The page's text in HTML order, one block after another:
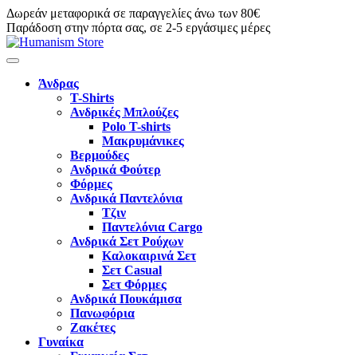
Δωρεάν μεταφορικά σε παραγγελίες άνω των 80€
Παράδοση στην πόρτα σας, σε 2-5 εργάσιμες μέρες
Άνδρας
T-Shirts
Ανδρικές Μπλούζες
Polo T-shirts
Μακρυμάνικες
Βερμούδες
Ανδρικά Φούτερ
Φόρμες
Ανδρικά Παντελόνια
Τζιν
Παντελόνια Cargo
Ανδρικά Σετ Ρούχων
Καλοκαιρινά Σετ
Σετ Casual
Σετ Φόρμες
Ανδρικά Πουκάμισα
Πανωφόρια
Ζακέτες
Γυναίκα